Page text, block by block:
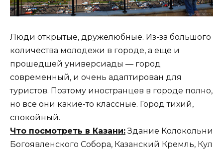
Люди открытые, дружелюбные. Из-за большого
количества молодежи в городе, а еще и
прошедшей универсиады — город
современный, и очень адаптирован для
туристов. Поэтому иностранцев в городе полно,
но все они какие-то классные. Город тихий,
спокойный.
Что посмотреть в Казани:Здание Колокольни
Богоявленского Собора, Казанский Кремль, Кул